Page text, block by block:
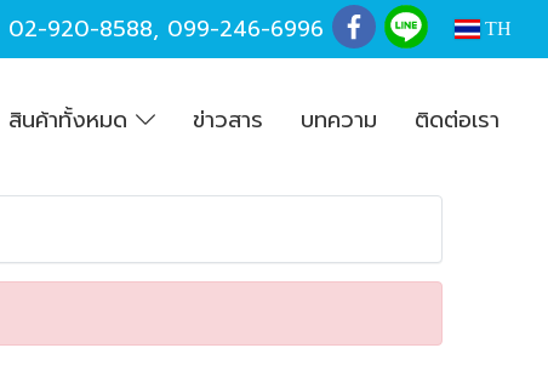
02-920-8588, 099-246-6996 TH
สินค้าทั้งหมด ข่าวสาร บทความ ติดต่อเรา